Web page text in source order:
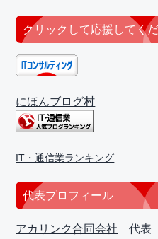
クリックして応援してくだ
にほんブログ村
IT・通信業ランキング
代表プロフィール
アカリンク合同会社 代表